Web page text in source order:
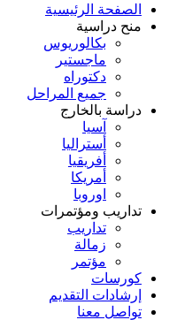
الصفحة الرئيسية
منح دراسية
بكالوريوس
ماجستير
دكتوراه
جميع المراحل
دراسة بالخارج
آسيا
أستراليا
أفريقيا
أمريكا
اوروبا
تداريب ومؤتمرات
تداريب
زمالة
مؤتمر
كورسات
إرشادات التقديم
تواصل معنا